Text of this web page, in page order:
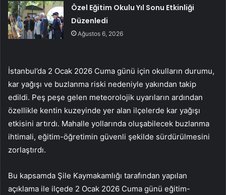
Özel Eğitim Okulu Yıl Sonu Etkinliği
Düzenledi
Ağustos 6, 2026
İstanbul’da 2 Ocak 2026 Cuma günü için okulların durumu,
kar yağışı ve buzlanma riski nedeniyle yakından takip
edildi. Peş peşe gelen meteorolojik uyarıların ardından
özellikle kentin kuzeyinde yer alan ilçelerde kar yağışı
etkisini artırdı. Mahalle yollarında oluşabilecek buzlanma
ihtimali, eğitim-öğretimin güvenli şekilde sürdürülmesini
zorlaştırdı.
Bu kapsamda Şile Kaymakamlığı tarafından yapılan
açıklama ile ilçede 2 Ocak 2026 Cuma günü eğitim-